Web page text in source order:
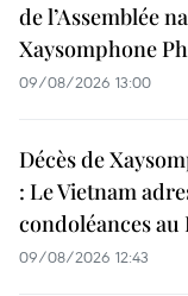
de l’Assemblée
Xaysomphone
09/08/2026 13:00
Décès de
: Le Vietnam
condoléances au
09/08/2026 12:43